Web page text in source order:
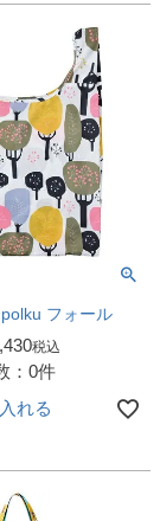
フォール
税込
：0件
れる